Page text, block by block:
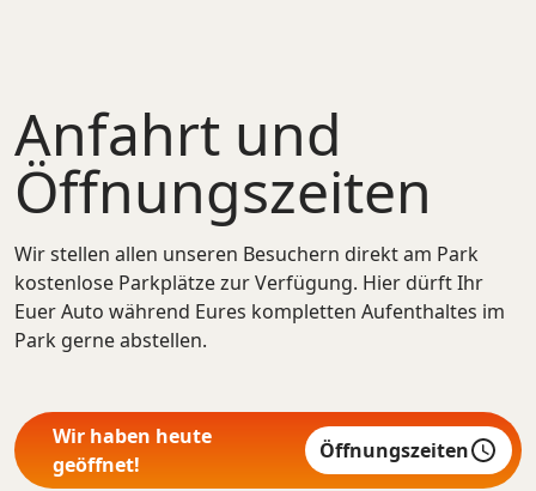
Anfahrt und
Öffnungszeiten
Wir stellen allen unseren Besuchern direkt am Park
kostenlose Parkplätze zur Verfügung. Hier dürft Ihr
Euer Auto während Eures kompletten Aufenthaltes im
Park gerne abstellen.
Wir haben heute
geöffnet!
Öffnungszeiten